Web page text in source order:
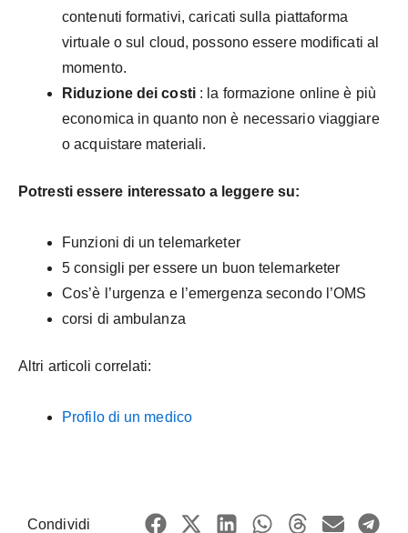
contenuti formativi, caricati sulla piattaforma
virtuale o sul cloud, possono essere modificati al
momento.
Riduzione dei costi: la formazione online è più
economica in quanto non è necessario viaggiare
o acquistare materiali.
Potresti essere interessato a leggere su:
Funzioni di un telemarketer
5 consigli per essere un buon telemarketer
Cos’è l’urgenza e l’emergenza secondo l’OMS
corsi di ambulanza
Altri articoli correlati:
Profilo di un medico
Condividi